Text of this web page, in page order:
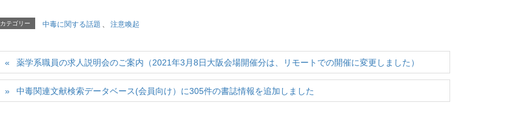
カテゴリー 中毒に関する話題 注意喚起
薬学系職員の求人説明会のご案内（2021年3月8日大阪会場開催分は、リモートでの開催に変更しました）
中毒関連文献検索データベース(会員向け）に305件の書誌情報を追加しました